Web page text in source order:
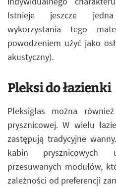
Istnieje jeszcze
wykorzystania tego
powodzeniem użyć jako
akustyczny).
Pleksi do łazienki
Pleksiglas można
prysznicowej. W wielu
zastępują tradycyjne
kabin prysznicowych
przesuwanych modułów,
zależności od preferencji